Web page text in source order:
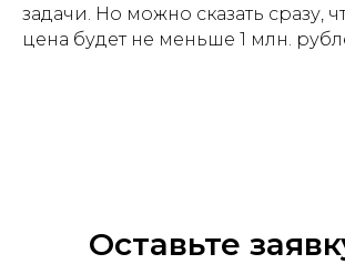
задачи. Но можно сказать сразу,
цена будет не меньше 1 млн.
Оставьте